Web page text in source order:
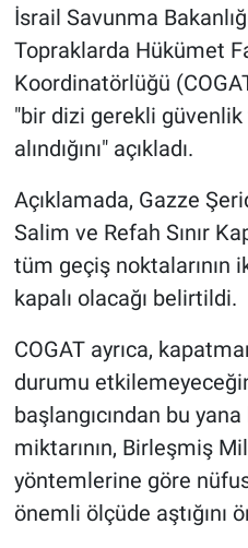
İsrail Savunma
Topraklarda Hükümet
Koordinatörlüğü
"bir dizi gerekli
alındığını" açıkladı.
Açıklamada, Gazze
Salim ve Refah Sınır
tüm geçiş noktalarının
kapalı olacağı belirtildi.
COGAT ayrıca,
durumu
başlangıcından bu
miktarının, Birleşmiş
yöntemlerine göre
önemli ölçüde aştığını